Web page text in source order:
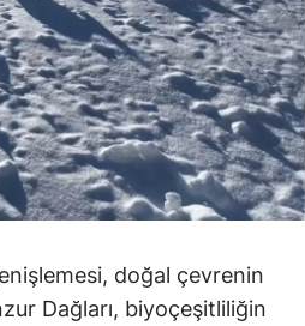
doğal çevrenin
Dağları, biyoçeşitliliğin